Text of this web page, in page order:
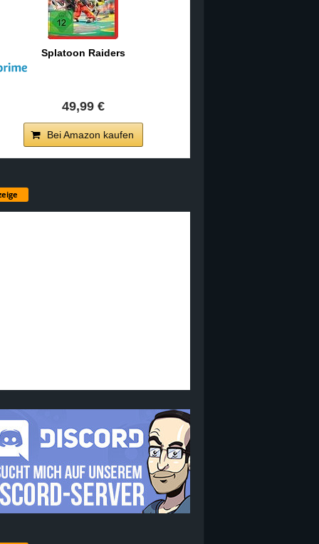
Splatoon Raiders
49,99 €
Bei Amazon kaufen